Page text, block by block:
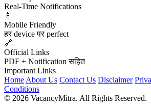
Real-Time Notifications
📱
Mobile Friendly
हर device पर perfect
🔗
Official Links
PDF + Notification सहित
Important Links
Home About Us Contact Us Disclaimer
Conditions
© 2026 VacancyMitra. All Rights Reserved.